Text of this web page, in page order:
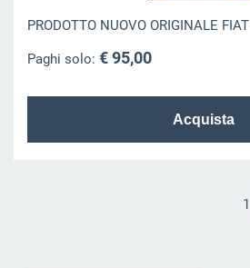
PRODOTTO NUOVO ORIGINALE FIAT
Paghi solo: € 95,00
1